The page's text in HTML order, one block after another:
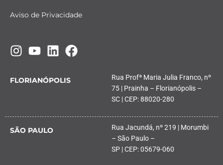
Aviso de Privacidade
FLORIANÓPOLIS
Rua Profª Maria Julia Franco, nº
75 | Prainha – Florianópolis –
SC | CEP: 88020-280
SÃO PAULO
Rua Jacundá, nº 219 | Morumbi
– São Paulo –
SP | CEP: 05679-060